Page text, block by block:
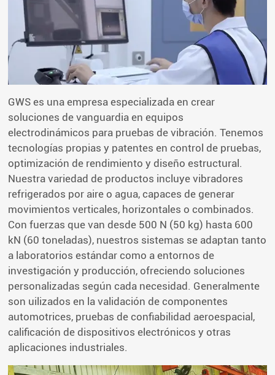
GWS es una empresa especializada en crear
soluciones de vanguardia en equipos
electrodinámicos para pruebas de vibración. Tenemos
tecnologías propias y patentes en control de pruebas,
optimización de rendimiento y diseño estructural.
Nuestra variedad de productos incluye vibradores
refrigerados por aire o agua, capaces de generar
movimientos verticales, horizontales o combinados.
Con fuerzas que van desde 500 N (50 kg) hasta 600
kN (60 toneladas), nuestros sistemas se adaptan tanto
a laboratorios estándar como a entornos de
investigación y producción, ofreciendo soluciones
personalizadas según cada necesidad. Generalmente
son uilizados en la validación de componentes
automotrices, pruebas de confiabilidad aeroespacial,
calificación de dispositivos electrónicos y otras
aplicaciones industriales.